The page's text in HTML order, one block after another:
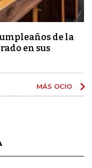
de la
en sus
MÁS OCIO